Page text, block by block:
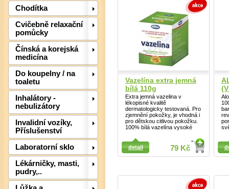
Chodítka
Cvičebně relaxační
pomůcky
Čínská a korejská
medicína
Do koupelny / na
toaletu
Inhalátory -
nebulizátory
Invalidní vozíky,
Příslušenství
Laboratorní sklo
Lékárničky, masti,
pudry,..
Vazelína extra jemná
bílá 110g
Extra jemná vazelina v
lékopisné kvalitě
dermatologicky testovaná. Pro
zjemnění pokožky, je vhodná i
pro dětskou citlivou pokožku.
100% bílá vazelína vysoké
79 Kč
detail
Detail
Detail